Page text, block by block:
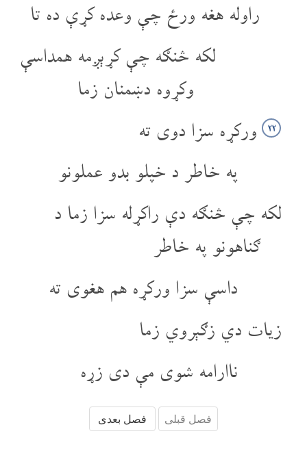
راوله هغه ورځ چې وعده کړې ده تا
لکه څنګه چې کړېږمه همداسې
وکړوه دښمنان زما
۲۲ ورکړه سزا دوی ته
په خاطر د خپلو بدو عملونو
لکه چې څنګه دې راکړله سزا زما د
ګناهونو په خاطر
داسې سزا ورکړه هم هغوی ته
زیات دي زګېروي زما
نا‌ارامه شوی مې دی زړه
فصل قبلی فصل بعدی